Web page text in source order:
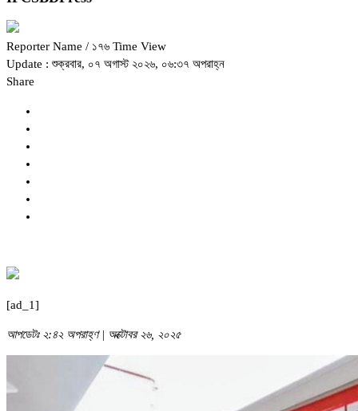
Reporter Name / ১৭৬ Time View
Update : শুক্রবার, ০৭ অগাস্ট ২০২৬, ০৬:৩৭ অপরাহ্ন
Share
[ad_1]
আপডেটঃ ২:৪২ অপরাহ্ণ | অক্টোবর ২৬, ২০২৫